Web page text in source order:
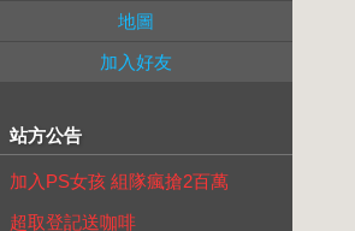
地圖
加入好友
站方公告
加入PS女孩 組隊瘋搶2百萬
超取登記送咖啡